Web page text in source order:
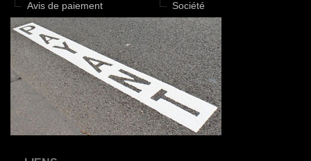
Avis de paiement Société